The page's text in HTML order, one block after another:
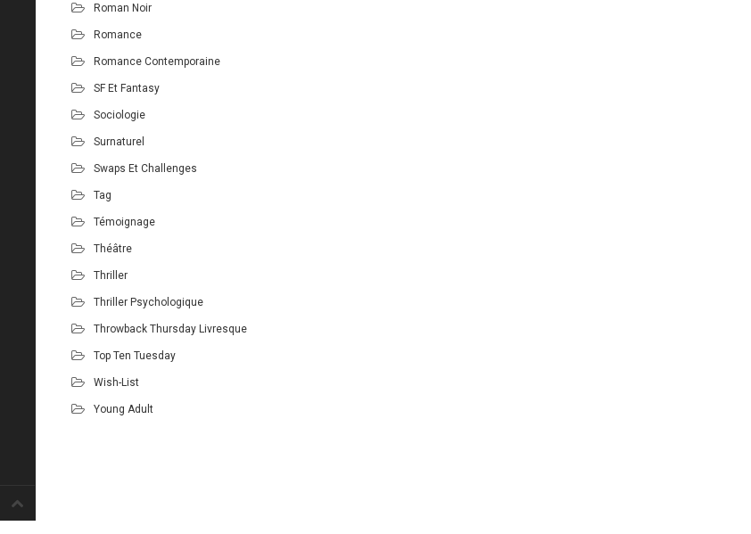
Roman Noir
Romance
Romance Contemporaine
SF Et Fantasy
Sociologie
Surnaturel
Swaps Et Challenges
Tag
Témoignage
Théâtre
Thriller
Thriller Psychologique
Throwback Thursday Livresque
Top Ten Tuesday
Wish-List
Young Adult